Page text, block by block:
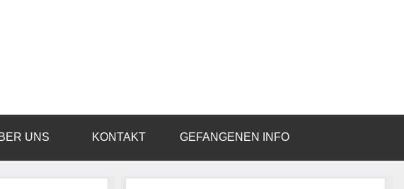
UNS KONTAKT GEFANGENEN INFO